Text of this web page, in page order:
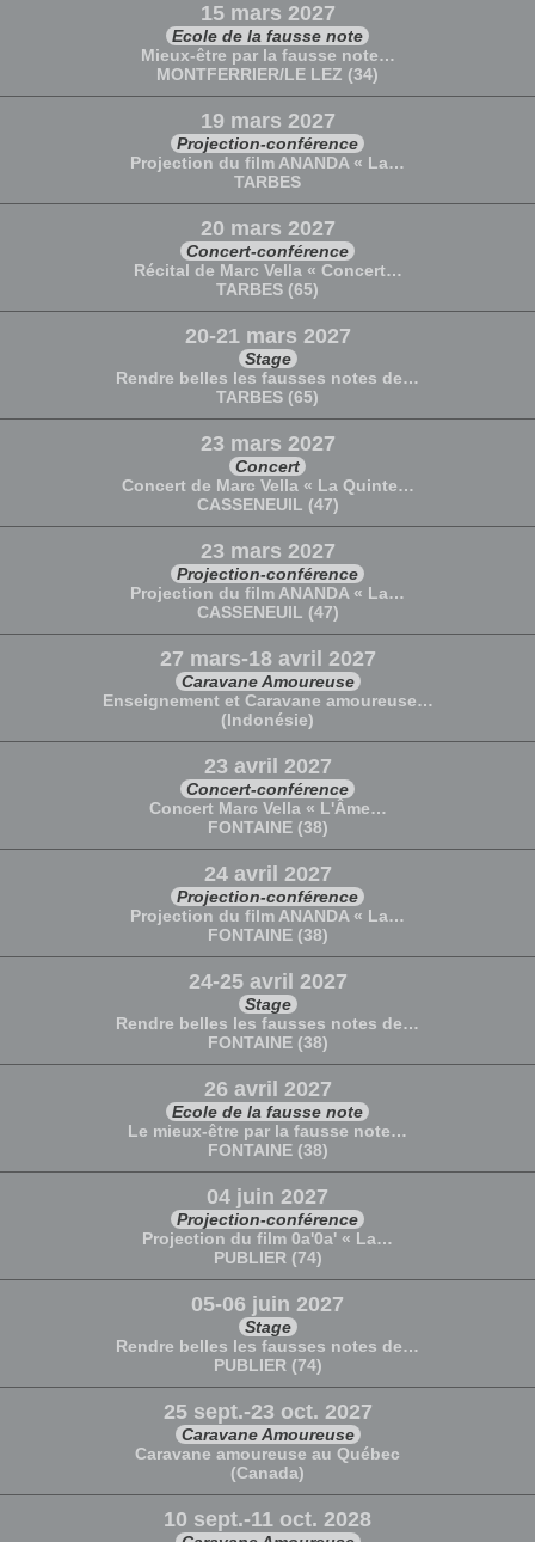
15 mars 2027
Ecole de la fausse note
Mieux-être par la fausse note…
MONTFERRIER/LE LEZ (34)
19 mars 2027
Projection-conférence
Projection du film ANANDA « La…
TARBES
20 mars 2027
Concert-conférence
Récital de Marc Vella « Concert…
TARBES (65)
20-21 mars 2027
Stage
Rendre belles les fausses notes de…
TARBES (65)
23 mars 2027
Concert
Concert de Marc Vella « La Quinte…
CASSENEUIL (47)
23 mars 2027
Projection-conférence
Projection du film ANANDA « La…
CASSENEUIL (47)
27 mars-18 avril 2027
Caravane Amoureuse
Enseignement et Caravane amoureuse…
(Indonésie)
23 avril 2027
Concert-conférence
Concert Marc Vella « L'Âme…
FONTAINE (38)
24 avril 2027
Projection-conférence
Projection du film ANANDA « La…
FONTAINE (38)
24-25 avril 2027
Stage
Rendre belles les fausses notes de…
FONTAINE (38)
26 avril 2027
Ecole de la fausse note
Le mieux-être par la fausse note…
FONTAINE (38)
04 juin 2027
Projection-conférence
Projection du film 0a'0a' « La…
PUBLIER (74)
05-06 juin 2027
Stage
Rendre belles les fausses notes de…
PUBLIER (74)
25 sept.-23 oct. 2027
Caravane Amoureuse
Caravane amoureuse au Québec
(Canada)
10 sept.-11 oct. 2028